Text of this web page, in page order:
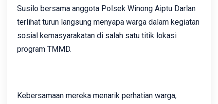
Susilo bersama anggota Polsek Winong Aiptu Darlan
terlihat turun langsung menyapa warga dalam kegiatan
sosial kemasyarakatan di salah satu titik lokasi
program TMMD.
Kebersamaan mereka menarik perhatian warga,